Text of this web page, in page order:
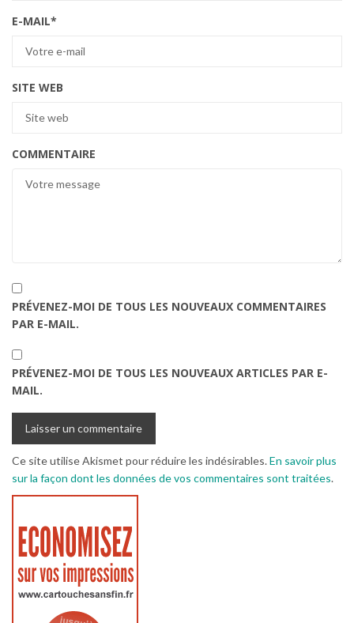
E-MAIL*
SITE WEB
COMMENTAIRE
PRÉVENEZ-MOI DE TOUS LES NOUVEAUX COMMENTAIRES
PAR E-MAIL.
PRÉVENEZ-MOI DE TOUS LES NOUVEAUX ARTICLES PAR E-
MAIL.
Ce site utilise Akismet pour réduire les indésirables.En savoir plus
sur la façon dont les données de vos commentaires sont traitées.